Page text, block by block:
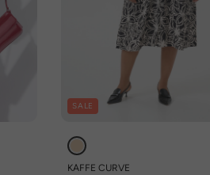
SALE
KAFFE CURVE